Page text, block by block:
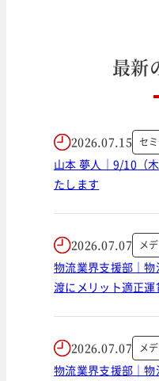
最新
2026.07.15 セ
山本 夢人｜9/10（
たします
2026.07.07 メ
物流業界支援部｜
渡にメリット適正運
2026.07.07 メ
物流業界支援部｜